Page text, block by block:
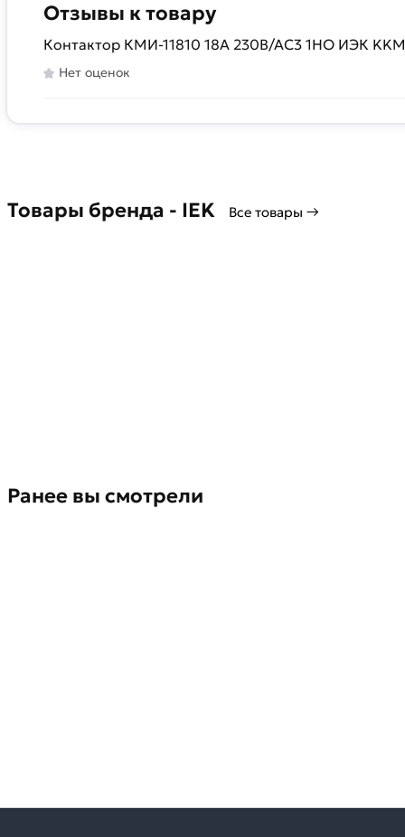
Отзывы к товару
Контактор КМИ-11810 18А 230В/АС3 1НО ИЭК
Нет оценок
Товары бренда - IEK Все товары →
Ранее вы смотрели